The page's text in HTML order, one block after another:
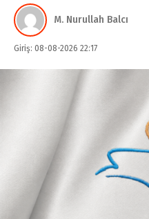
M. Nurullah Balcı
Giriş: 08-08-2026 22:17